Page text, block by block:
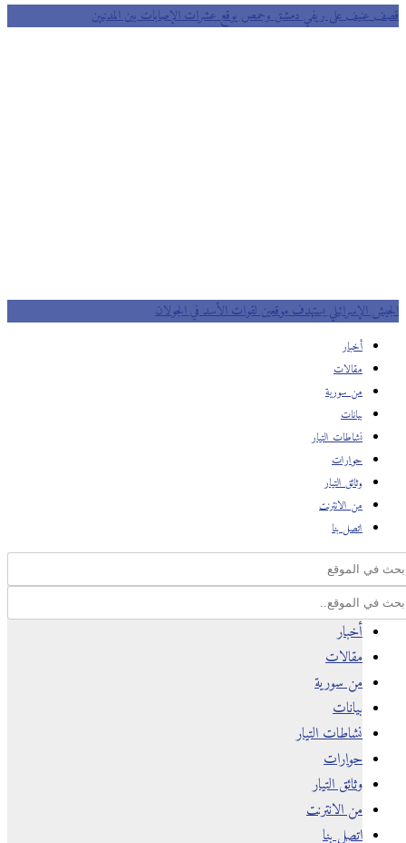
قصف عنيف على ريفي دمشق وحمص يوقع عشرات الإصابات بين المدنيين
الجيش الإسرائيلي يستهدف موقعين لقوات الأسد في الجولان
أخبار
مقالات
من سورية
بيانات
نشاطات التيار
حوارات
وثائق التيار
من الانترنت
اتصل بنا
أخبار
مقالات
من سورية
بيانات
نشاطات التيار
حوارات
وثائق التيار
من الانترنت
اتصل بنا